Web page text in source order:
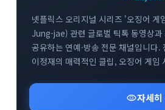
넷플릭스 오리지널 시리즈 '오징어
Jung-jae) 관련 글로벌 틱톡 동영상과
공유하는 연예·방송 전문 채널입니다.
이정재의 매력적인 클립, 오징어 게임
이정재와 오징어 게임의 다양한 글로
수 있는 매력적인 엔터테인먼트 공간
visibility자세히